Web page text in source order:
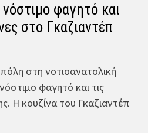
φαγητό και
στο Γκαζιαντέπ
στη νοτιοανατολική
φαγητό και τις
Η κουζίνα του Γκαζιαντέπ